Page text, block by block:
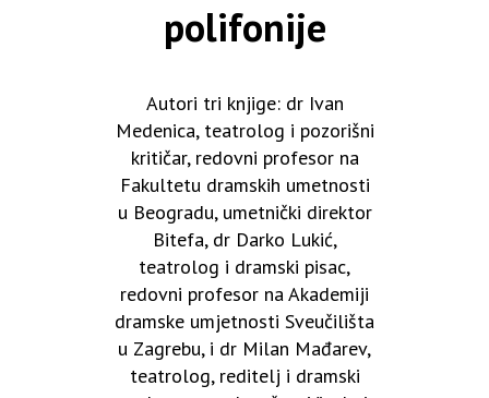
polifonije
Autori tri knjige: dr Ivan
Medenica, teatrolog i pozorišni
kritičar, redovni profesor na
Fakultetu dramskih umetnosti
u Beogradu, umetnički direktor
Bitefa, dr Darko Lukić,
teatrolog i dramski pisac,
redovni profesor na Akademiji
dramske umjetnosti Sveučilišta
u Zagrebu, i dr Milan Mađarev,
teatrolog, reditelj i dramski